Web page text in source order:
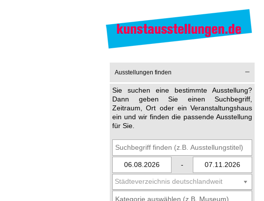
Ausstellungen finden
Sie suchen eine bestimmte Ausstellung?
Dann geben Sie einen Suchbegriff,
Zeitraum, Ort oder ein Veranstaltungshaus
ein und wir finden die passende Ausstellung
für Sie.
-
Städteverzeichnis deutschlandweit